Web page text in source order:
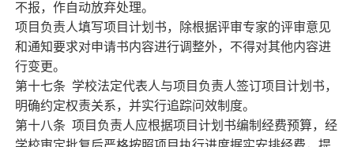
不报，作自动放弃处理。
项目负责人填写项目计划书，除根据评审专家的评审意见
和通知要求对申请书内容进行调整外，不得对其他内容进
行变更。
第十七条 学校法定代表人与项目负责人签订项目计划书，
明确约定权责关系，并实行追踪问效制度。
第十八条 项目负责人应根据项目计划书编制经费预算，经